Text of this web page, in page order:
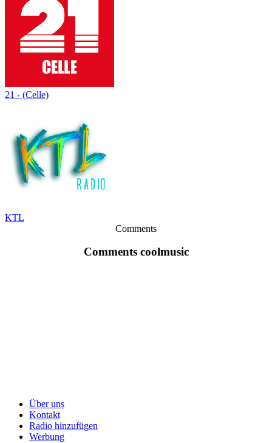
21 - (Celle)
KTL
Comments
Comments coolmusic
Über uns
Kontakt
Radio hinzufügen
Werbung